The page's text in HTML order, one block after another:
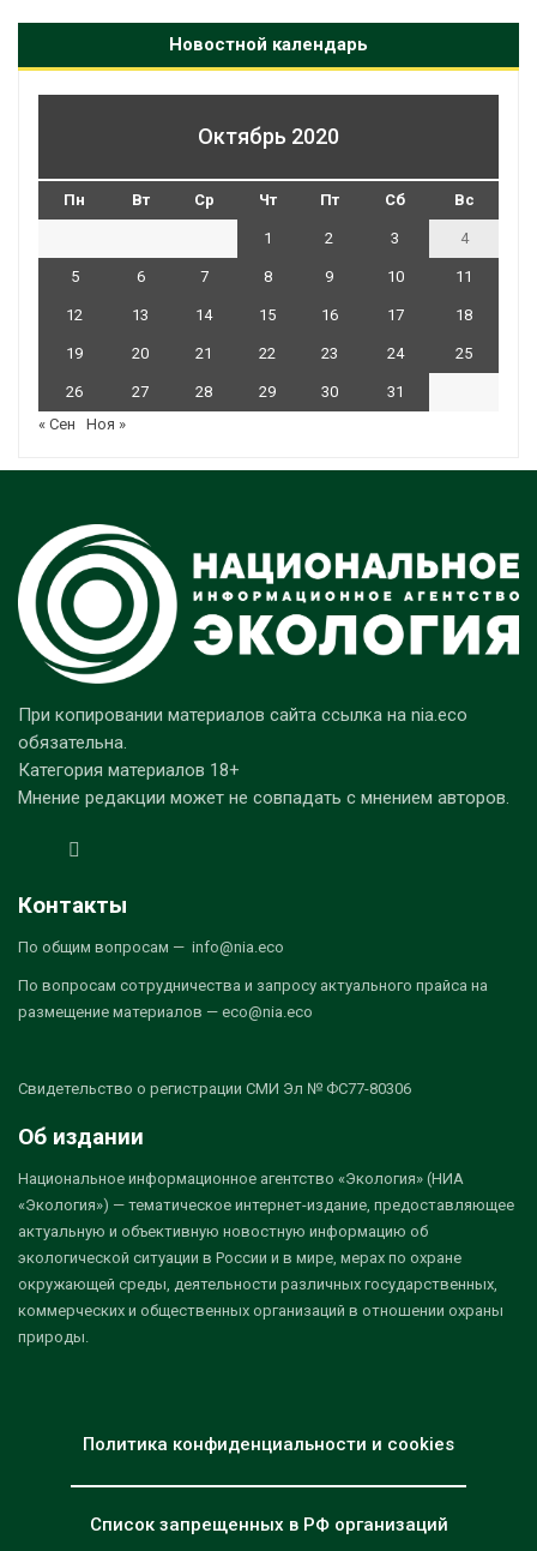
Новостной календарь
Октябрь 2020
Пн Вт Ср Чт Пт Сб Вс
1 2 3 4
5 6 7 8 9 10 11
12 13 14 15 16 17 18
19 20 21 22 23 24 25
26 27 28 29 30
31
« Сен
Ноя »
При копировании материалов сайта ссылка на nia.eco
обязательна.
Категория материалов 18+
Мнение редакции может не совпадать с мнением авторов.
Контакты
По общим вопросам — info@nia.eco
По вопросам сотрудничества и запросу актуального прайса на
размещение материалов — eco@nia.eco
Свидетельство о регистрации СМИ Эл № ФС77-80306
Об издании
Национальное информационное агентство «Экология» (НИА
«Экология») — тематическое интернет-издание, предоставляющее
актуальную и объективную новостную информацию об
экологической ситуации в России и в мире, мерах по охране
окружающей среды, деятельности различных государственных,
коммерческих и общественных организаций в отношении охраны
природы.
Политика конфиденциальности и cookies
Список запрещенных в РФ организаций